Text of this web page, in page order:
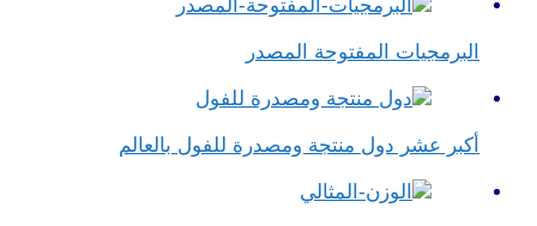
البرمجيات المفتوحة المصدر
أكبر عشر دول منتجة ومصدرة للفول بالعالم